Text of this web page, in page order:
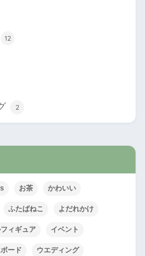
12
2
お茶 かわいい
ふたばねこ よだれかけ
ィギュア イベント
ード ウエディング